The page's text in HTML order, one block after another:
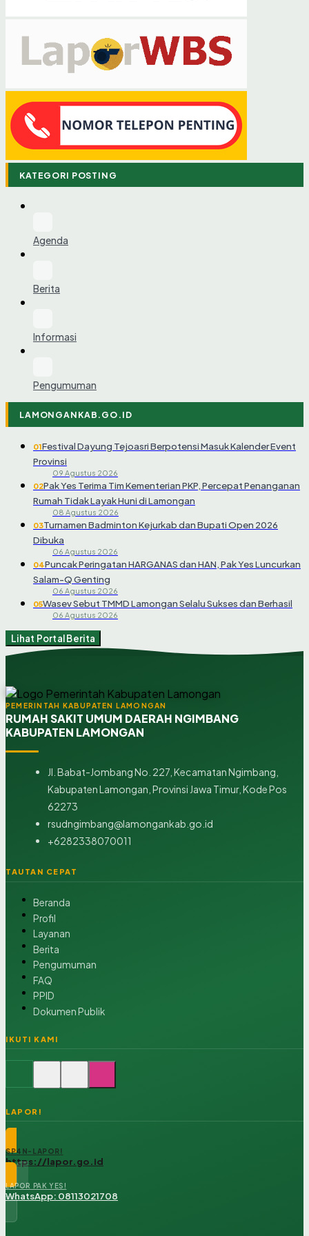
KATEGORI POSTING
Agenda
Berita
Informasi
Pengumuman
LAMONGANKAB.GO.ID
01Festival Dayung Tejoasri Berpotensi Masuk Kalender Event
Provinsi
09 Agustus 2026
02Pak Yes Terima Tim Kementerian PKP, Percepat Penanganan
Rumah Tidak Layak Huni di Lamongan
08 Agustus 2026
03Turnamen Badminton Kejurkab dan Bupati Open 2026
Dibuka
06 Agustus 2026
04Puncak Peringatan HARGANAS dan HAN, Pak Yes Luncurkan
Salam-Q Genting
06 Agustus 2026
05Wasev Sebut TMMD Lamongan Selalu Sukses dan Berhasil
06 Agustus 2026
Lihat Portal Berita
PEMERINTAH KABUPATEN LAMONGAN
RUMAH SAKIT UMUM DAERAH NGIMBANG
KABUPATEN LAMONGAN
Jl. Babat-Jombang No. 227, Kecamatan Ngimbang,
Kabupaten Lamongan, Provinsi Jawa Timur, Kode Pos
62273
rsudngimbang@lamongankab.go.id
+6282338070011
TAUTAN CEPAT
Beranda
Profil
Layanan
Berita
Pengumuman
FAQ
PPID
Dokumen Publik
IKUTI KAMI
LAPOR!
SP4N-LAPOR!
https://lapor.go.id
LAPOR PAK YES!
WhatsApp: 08113021708